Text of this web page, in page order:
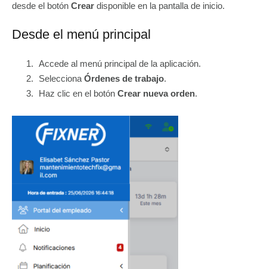
desde el botón Crear disponible en la pantalla de inicio.
Desde el menú principal
Accede al menú principal de la aplicación.
Selecciona Órdenes de trabajo.
Haz clic en el botón Crear nueva orden.